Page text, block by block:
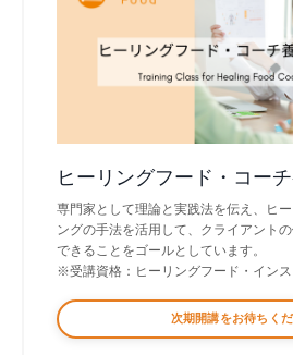
ヒーリングフード・コー
専門家として理論と実践法を伝え、ヒ
ングの手法を活用して、クライアント
できることをゴールとしています。
※受講資格：ヒーリングフード・イン
次期開講をお待ちく